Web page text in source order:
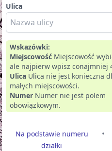
Ulica
Wskazówki:
Miejscowość Miejscowość
ale najpierw wpisz conajmniej
Ulica Ulica nie jest konieczna
małych miejscowości.
Numer Numer nie jest polem
obowiązkowym.
Na podstawie numeru
działki
•